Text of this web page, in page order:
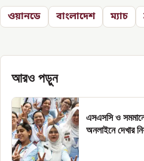
ওয়ানডে বাংলাদেশ ম্যাচ
আরও পড়ুন
এসএসসি ও
অনলাইনে দেখার